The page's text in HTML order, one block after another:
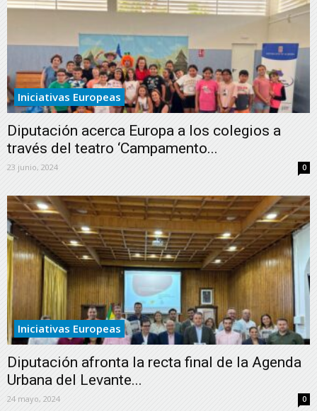
Iniciativas Europeas
Diputación acerca Europa a los colegios a
través del teatro ‘Campamento...
23 junio, 2024 0
Iniciativas Europeas
Diputación afronta la recta final de la Agenda
Urbana del Levante...
24 mayo, 2024 0